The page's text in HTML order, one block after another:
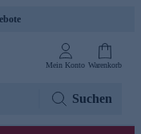
Mein Konto Warenkorb
Suchen